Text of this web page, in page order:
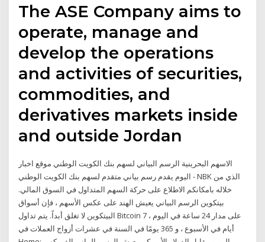
The ASE Company aims to
operate, manage and
develop the operations
and activities of securities,
commodities, and
derivatives markets inside
and outside Jordan
الاسهم البحرينية الرسم البياني لسهم بنك الكويت الوطني موقع اخبار
اليوم يقدم رسم بياني متقدم لسهم بنك الكويت الوطني - NBK الذي من
خلاله بامكانكم الاطلاع على حركة السهم المتداول في السوق المالي.
بيتكوين الرسم البياني يعيش الهند على عكس الأسهم ، فإن أسواق
البيتكوين لا تغلق أبداً. يتم تداول Bitcoin على مدار 24 ساعة في اليوم ، 7
أيام في الأسبوع ، و 365 يومًا في السنة في عشرات أزواج العملات في